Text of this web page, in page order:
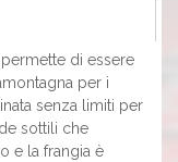
di essere
per i
senza limiti per
sottili che
e la frangia è